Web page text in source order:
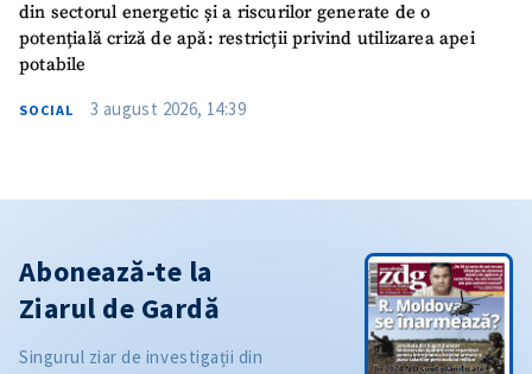
din sectorul energetic și a riscurilor generate de o
potențială criză de apă: restricții privind utilizarea apei
potabile
SOCIAL 3 august 2026, 14:39
Abonează-te la
Ziarul de Gardă
Singurul ziar de investigații din